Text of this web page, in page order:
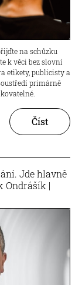
na schůzku
k věci bez slovní
etikety, publicisty a
primárně
Číst
Jde hlavně
Ondrášík |